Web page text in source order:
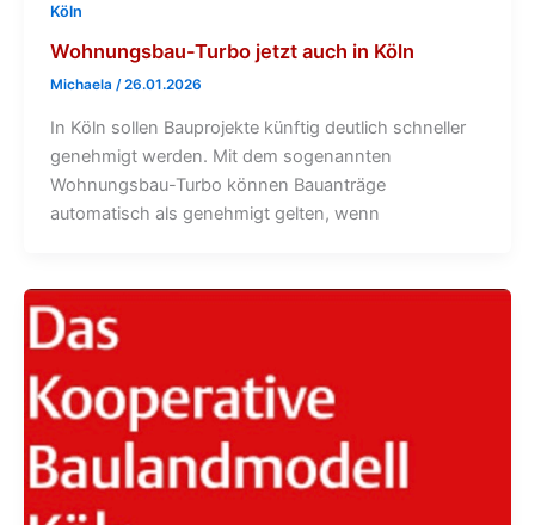
Köln
Wohnungsbau-Turbo jetzt auch in Köln
Michaela /26.01.2026
In Köln sollen Bauprojekte künftig deutlich schneller
genehmigt werden. Mit dem sogenannten
Wohnungsbau-Turbo können Bauanträge
automatisch als genehmigt gelten, wenn